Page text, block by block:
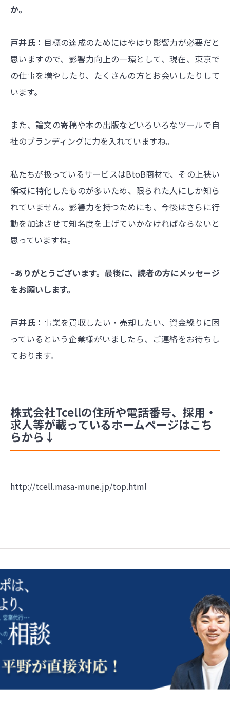
か。
戸井氏： 目標の達成のためにはやはり影響力が必要だと
思いますので、影響力向上の一環として、現在、東京で
の仕事を増やしたり、たくさんの方とお会いしたりして
います。
また、論文の寄稿や本の出版などいろいろなツールで自
社のブランディングに力を入れていますね。
私たちが扱っているサービスはBtoB商材で、その上狭い
領域に特化したものが多いため、限られた人にしか知ら
れていません。影響力を持つためにも、今後はさらに行
動を加速させて知名度を上げていかなければならないと
思っていますね。
–ありがとうございます。最後に、読者の方にメッセージ
をお願いします。
戸井氏： 事業を買収したい・売却したい、資金繰りに困
っているという企業様がいましたら、ご連絡をお待ちし
ております。
株式会社Tcellの住所や電話番号、採用・
求人等が載っているホームページはこち
らから↓
http://tcell.masa-mune.jp/top.html